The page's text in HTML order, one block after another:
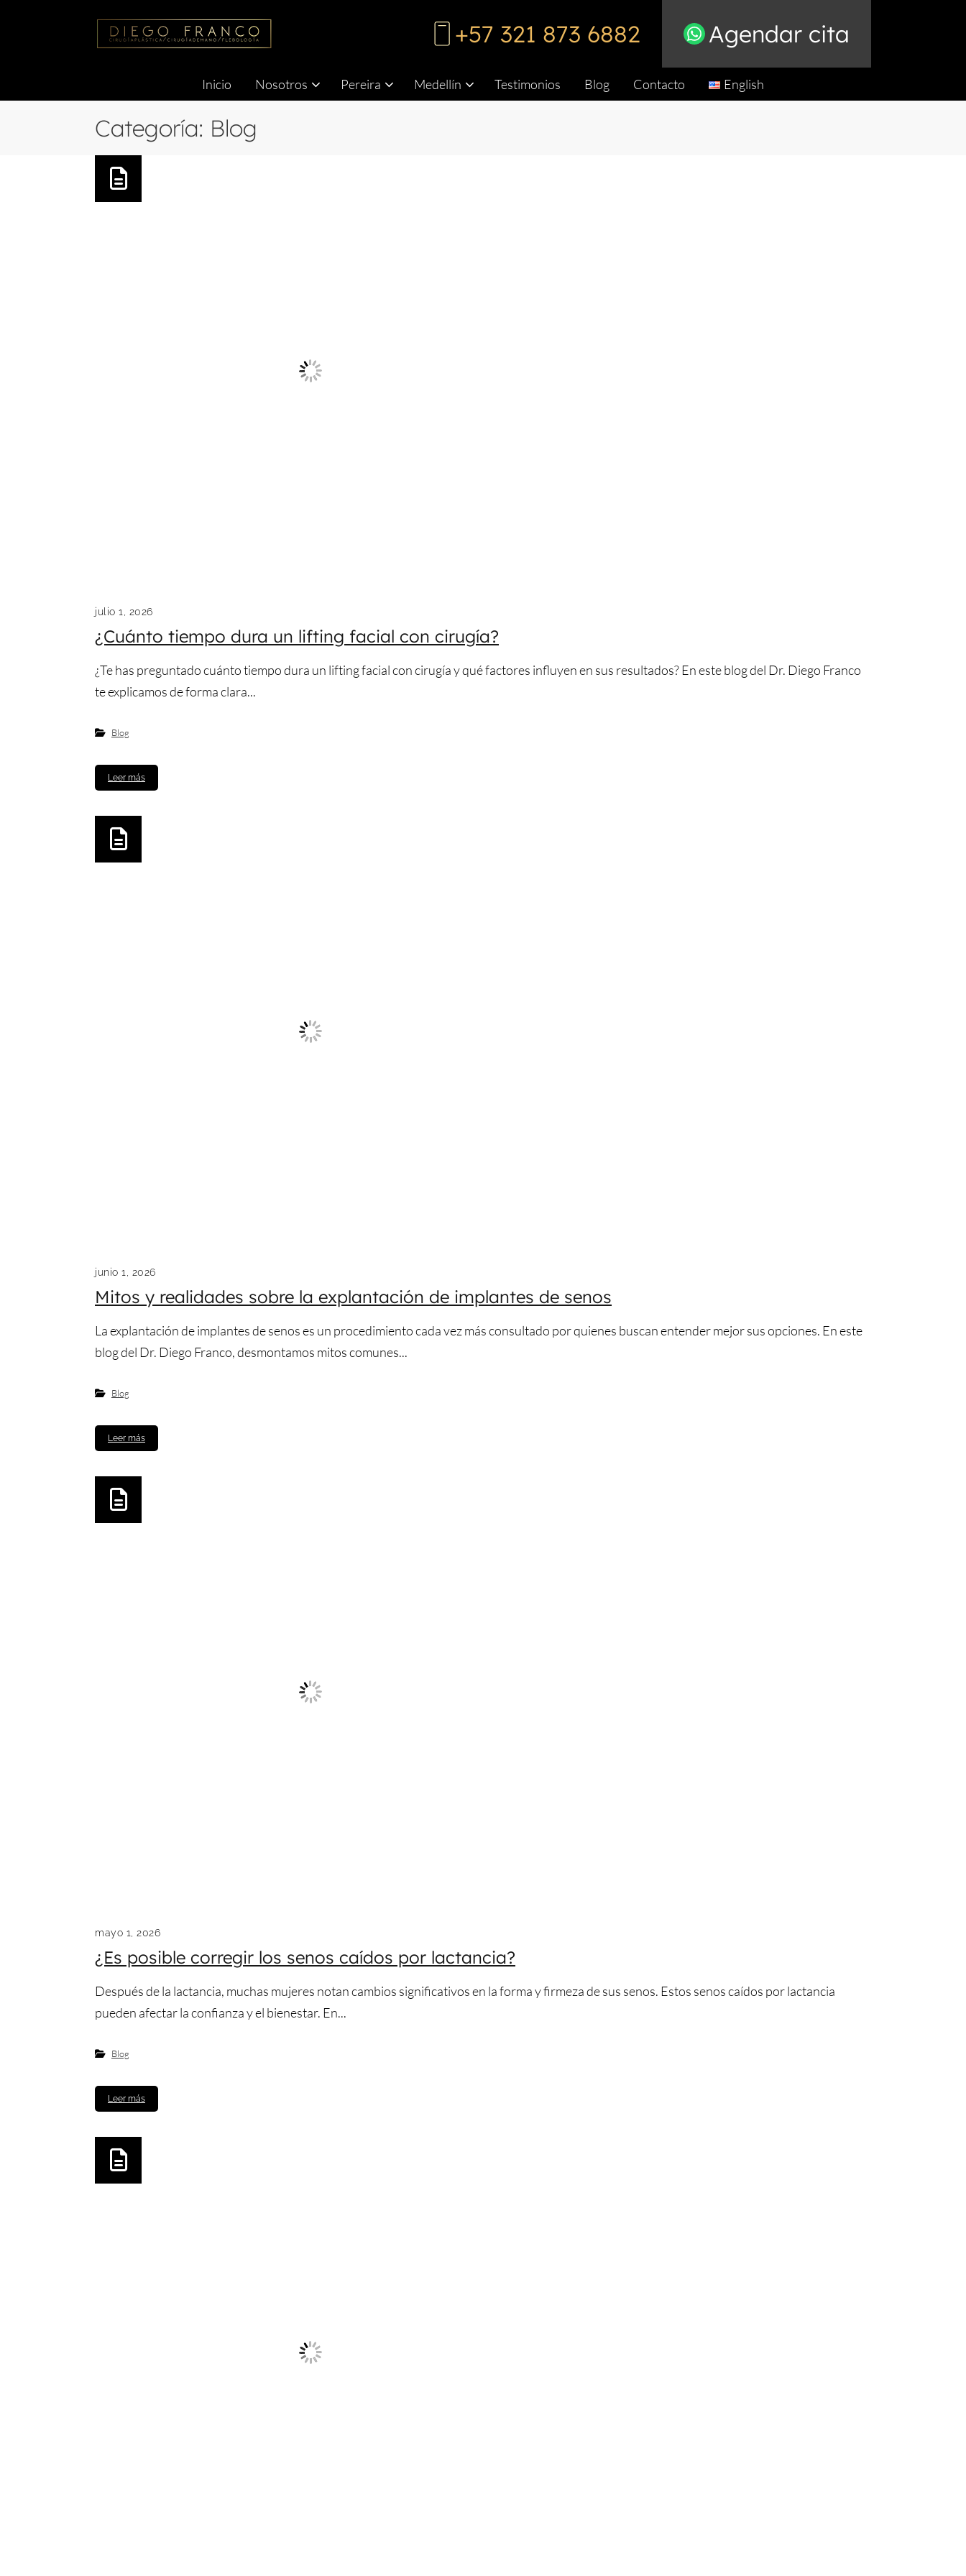
+57 321 873 6882 Agendar cita
Inicio Nosotros Pereira Medellín Testimonios Blog Contacto English
Categoría: Blog
julio 1, 2026
¿Cuánto tiempo dura un lifting facial con cirugía?
¿Te has preguntado cuánto tiempo dura un lifting facial con cirugía y qué factores influyen en sus resultados? En este blog del Dr. Diego Franco
te explicamos de forma clara...
Blog
Leer más
junio 1, 2026
Mitos y realidades sobre la explantación de implantes de senos
La explantación de implantes de senos es un procedimiento cada vez más consultado por quienes buscan entender mejor sus opciones. En este
blog del Dr. Diego Franco, desmontamos mitos comunes...
Blog
Leer más
mayo 1, 2026
¿Es posible corregir los senos caídos por lactancia?
Después de la lactancia, muchas mujeres notan cambios significativos en la forma y firmeza de sus senos. Estos senos caídos por lactancia
pueden afectar la confianza y el bienestar. En...
Blog
Leer más